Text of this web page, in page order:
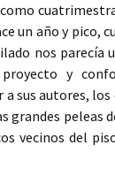
un año y pico,
nos parecía
y
sus autores, los
grandes
vecinos del